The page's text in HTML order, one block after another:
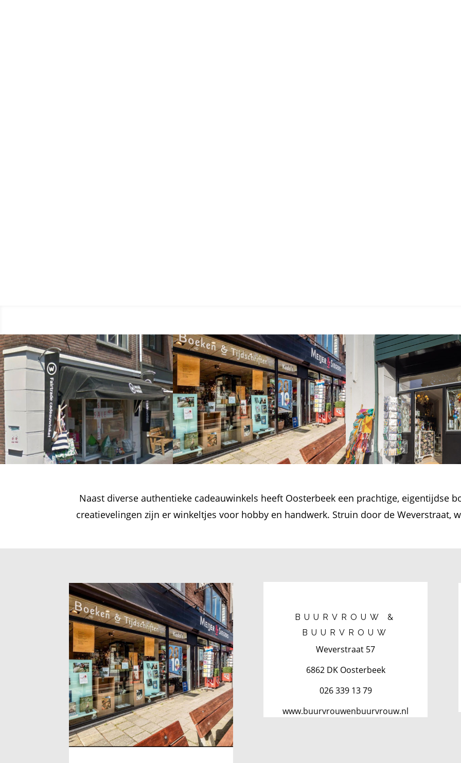
Naast diverse authentieke cadeauwinkels heeft Oosterbeek een prachtige, eigentijdse
creatievelingen zijn er winkeltjes voor hobby en handwerk. Struin door de Weverstraat,
BUURVROUW &
BUURVROUW
Weverstraat 57
6862 DK Oosterbeek
026 339 13 79
www.buurvrouwenbuurvrouw.nl